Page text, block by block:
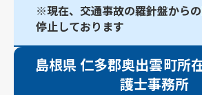
※現在、交通事故の羅針盤から
停止しております
島根県 仁多郡奥出雲町所
護士事務所